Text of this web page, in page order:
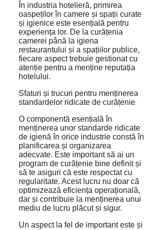
În industria hotelieră, primirea
oaspeților în camere și spații curate
și igienice este esențială pentru
experiența lor. De la curățenia
camerei până la igiena
restaurantului și a spațiilor publice,
fiecare aspect trebuie gestionat cu
atenție pentru a menține reputația
hotelului.
Sfaturi și trucuri pentru menținerea
standardelor ridicate de curățenie
O componentă esențială în
menținerea unor standarde ridicate
de igienă în orice industrie constă în
planificarea și organizarea
adecvate. Este important să ai un
program de curățenie bine definit și
să te asiguri că este respectat cu
regularitate. Acest lucru nu doar că
optimizează eficiența operațională,
dar și contribuie la menținerea unui
mediu de lucru plăcut și sigur.
Un aspect la fel de important este și